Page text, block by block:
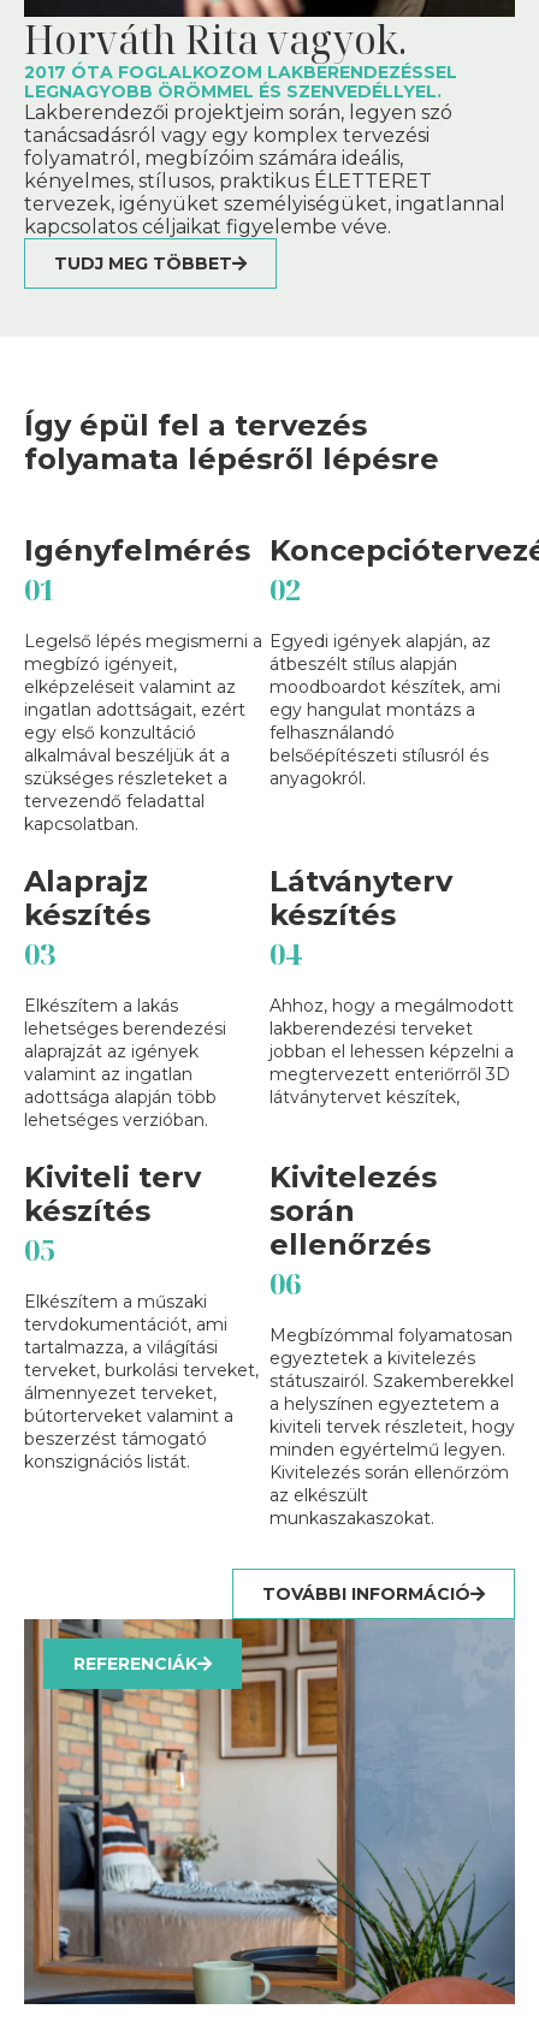
Horváth Rita vagyok.
2017 ÓTA FOGLALKOZOM LAKBERENDEZÉSSEL
LEGNAGYOBB ÖRÖMMEL ÉS SZENVEDÉLLYEL.
Lakberendezői projektjeim során, legyen szó
tanácsadásról vagy egy komplex tervezési
folyamatról, megbízóim számára ideális,
kényelmes, stílusos, praktikus ÉLETTERET
tervezek, igényüket személyiségüket, ingatlannal
kapcsolatos céljaikat figyelembe véve.
TUDJ MEG TÖBBET
Így épül fel a tervezés
folyamata lépésről lépésre
Igényfelmérés
01
Legelső lépés megismerni a
megbízó igényeit,
elképzeléseit valamint az
ingatlan adottságait, ezért
egy első konzultáció
alkalmával beszéljük át a
szükséges részleteket a
tervezendő feladattal
kapcsolatban.
02
Egyedi igények alapján, az
átbeszélt stílus alapján
moodboardot készítek, ami
egy hangulat montázs a
felhasználandó
belsőépítészeti stílusról és
anyagokról.
Alaprajz
készítés
03
Elkészítem a lakás
lehetséges berendezési
alaprajzát az igények
valamint az ingatlan
adottsága alapján több
lehetséges verzióban.
Látványterv
készítés
04
Ahhoz, hogy a megálmodott
lakberendezési terveket
jobban el lehessen képzelni a
megtervezett enteriőrről 3D
látványtervet készítek,
Kiviteli terv
készítés
05
Elkészítem a műszaki
tervdokumentációt, ami
tartalmazza, a világítási
terveket, burkolási terveket,
álmennyezet terveket,
bútorterveket valamint a
beszerzést támogató
konszignációs listát.
Kivitelezés
során
ellenőrzés
06
Megbízómmal folyamatosan
egyeztetek a kivitelezés
státuszairól. Szakemberekkel
a helyszínen egyeztetem a
kiviteli tervek részleteit, hogy
minden egyértelmű legyen.
Kivitelezés során ellenőrzöm
az elkészült
munkaszakaszokat.
TOVÁBBI INFORMÁCIÓ
REFERENCIÁK